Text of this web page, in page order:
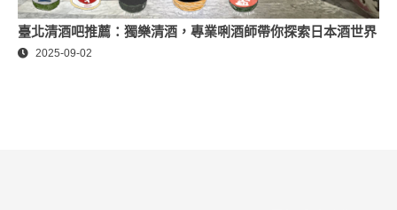
臺北清酒吧推薦：獨樂清酒，專業唎酒師帶你探索日本酒世界
2025-09-02